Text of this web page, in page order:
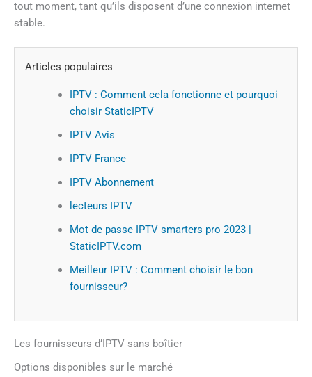
tout moment, tant qu’ils disposent d’une connexion internet
stable.
Articles populaires
IPTV : Comment cela fonctionne et pourquoi
choisir StaticIPTV
IPTV Avis
IPTV France
IPTV Abonnement
lecteurs IPTV
Mot de passe IPTV smarters pro 2023 |
StaticIPTV.com
Meilleur IPTV : Comment choisir le bon
fournisseur?
Les fournisseurs d’IPTV sans boîtier
Options disponibles sur le marché